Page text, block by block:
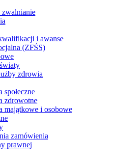
zwalnianie
i awanse
(ZFŚS)
zdrowia
społeczne
zdrowotne
majątkowe i osobowe
zamówienia
prawnej